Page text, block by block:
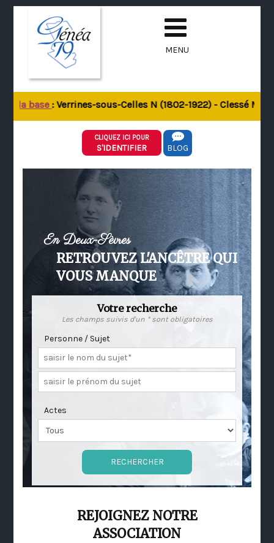
MENU
la base: Verrines-sous-Celles N (1802-1922) - Clessé M
CLIQUEZ ICI POUR
S'IDENTIFIER BLOG
En Deux-Sèvres
RETROUVEZ L'ANCÊTRE QUI
VOUS MANQUE
Votre recherche
Les champs suivis d'un * sont obligatoires
Personne / Sujet
Actes
REJOIGNEZ NOTRE
ASSOCIATION